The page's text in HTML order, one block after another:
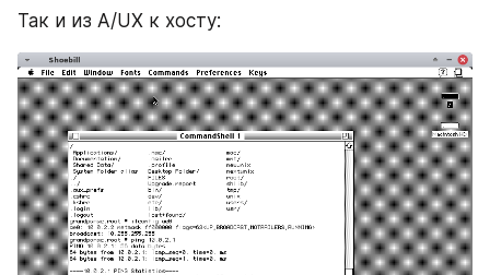
Так и из A/UX к хосту: